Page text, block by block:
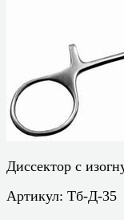
Диссектор с
Артикул: Тб-Д-35